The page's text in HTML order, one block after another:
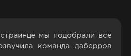
мы подобрали все
команда даберров